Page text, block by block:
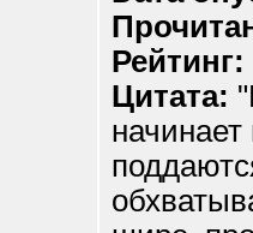
Рейтинг:
Цитата:
начинает